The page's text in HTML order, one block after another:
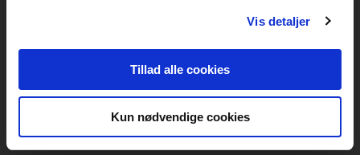
Vis detaljer
Tillad alle cookies
Kun nødvendige cookies
Kontakt kundeservice
Mandag-fredag: kl. 10-15